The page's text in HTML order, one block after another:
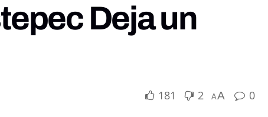
Deja un
181 2 AA 0